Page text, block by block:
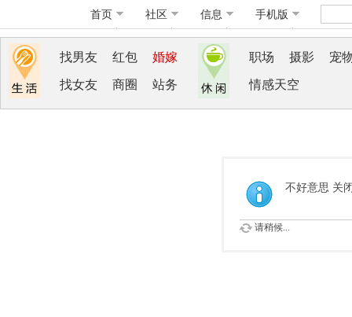
首页 社区 信息 手机版
找男友 红包 婚嫁
找女友 商圈 站务
职场 摄影 宠
情感天空
不好意思 关
请稍候...